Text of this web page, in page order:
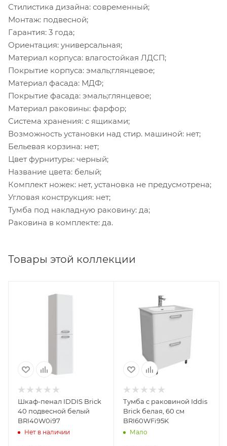
Стилистика дизайна: современный;
Монтаж: подвесной;
Гарантия: 3 года;
Ориентация: универсальная;
Материал корпуса: влагостойкая ЛДСП;
Покрытие корпуса: эмаль;глянцевое;
Материал фасада: МДФ;
Покрытие фасада: эмаль;глянцевое;
Материал раковины: фарфор;
Система хранения: с ящиками;
Возможность установки над стир. машиной: нет;
Бельевая корзина: нет;
Цвет фурнитуры: черный;
Название цвета: белый;
Комплект ножек: нет, установка не предусмотрена;
Угловая конструкция: нет;
Тумба под накладную раковину: да;
Раковина в комплекте: да.
Товары этой коллекции
Шкаф-пенал IDDIS Brick
40 подвесной белый
BRI40W0i97
Нет в наличии
Тумба с раковиной Iddis
Brick белая, 60 см
BRI60WFi95K
Мало